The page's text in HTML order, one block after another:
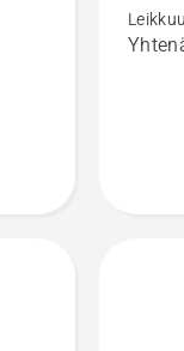
Novocut